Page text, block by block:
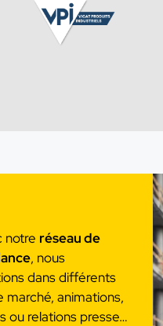
notre réseau de
, nous
dans différents
animations,
ou relations presse…